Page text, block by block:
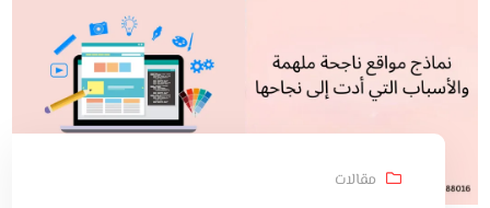
مقالات